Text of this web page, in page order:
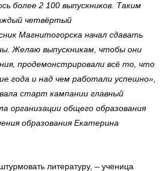
более 2 100 выпускников. Таким
четвёртый
Магнитогорска начал сдавать
Желаю выпускникам, чтобы они
продемонстрировали всё то, что
года и над чем работали успешно»,
старт кампании главный
организации общего образования
образования Екатерина
литературу, – ученица